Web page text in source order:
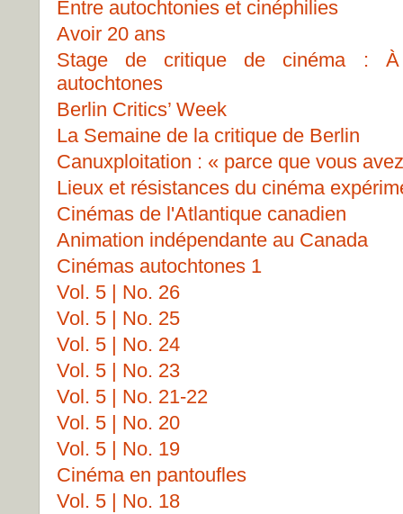
Entre autochtonies et cinéphilies
Avoir 20 ans
Stage de critique de cinéma : À
autochtones
Berlin Critics’ Week
La Semaine de la critique de Berlin
Canuxploitation : « parce que vous
Lieux et résistances du cinéma
Cinémas de l'Atlantique canadien
Animation indépendante au Canada
Cinémas autochtones 1
Vol. 5 | No. 26
Vol. 5 | No. 25
Vol. 5 | No. 24
Vol. 5 | No. 23
Vol. 5 | No. 21-22
Vol. 5 | No. 20
Vol. 5 | No. 19
Cinéma en pantoufles
Vol. 5 | No. 18